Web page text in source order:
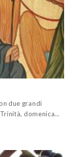
due grandi
domenica…